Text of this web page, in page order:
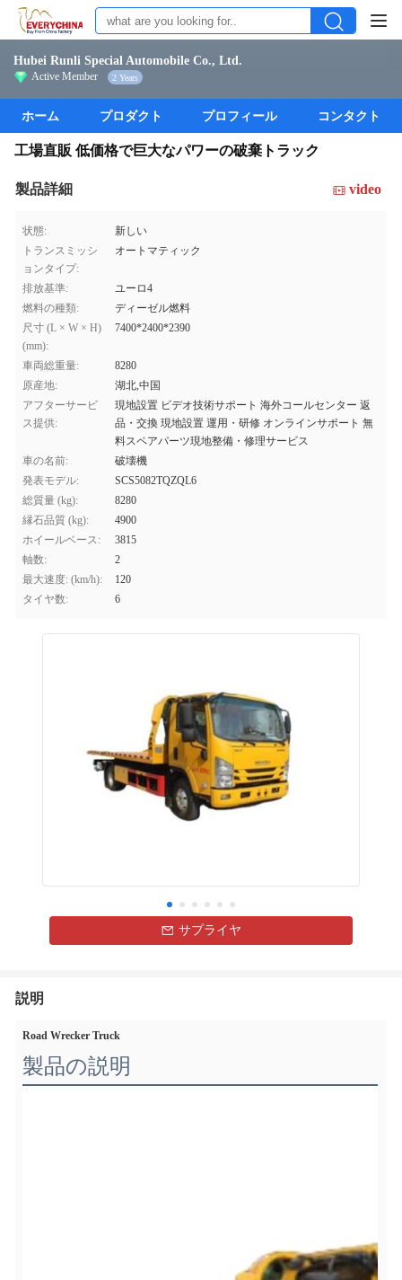
Hubei Runli Special Automobile Co., Ltd.
Active Member 2 Years
ホーム プロダクト プロフィール コンタクト
工場直販 低価格で巨大なパワーの破棄トラック
製品詳細 video
状態:
新しい
トランスミッシ
ョンタイプ:
オートマティック
排放基準:
ユーロ4
燃料の種類:
ディーゼル燃料
尺寸 (L × W × H)
(mm):
7400*2400*2390
車両総重量:
8280
原産地:
湖北,中国
アフターサービ
ス提供:
現地設置 ビデオ技術サポート 海外コールセンター 返
品・交換 現地設置 運用・研修 オンラインサポート 無
料スペアパーツ現地整備・修理サービス
車の名前:
破壊機
発表モデル:
SCS5082TQZQL6
総質量 (kg):
8280
縁石品質 (kg):
4900
ホイールベース:
3815
軸数:
2
最大速度: (km/h):
120
タイヤ数:
6
サプライヤ
説明
Road Wrecker Truck
製品の説明